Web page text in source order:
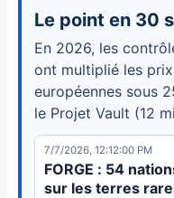
Le point en 30
En 2026, les
ont multiplié les
européennes sous
le Projet Vault (12
à 54 nations.
chaînes
7/7/2026, 12:12:00 PM
FORGE : 54
sur les terres